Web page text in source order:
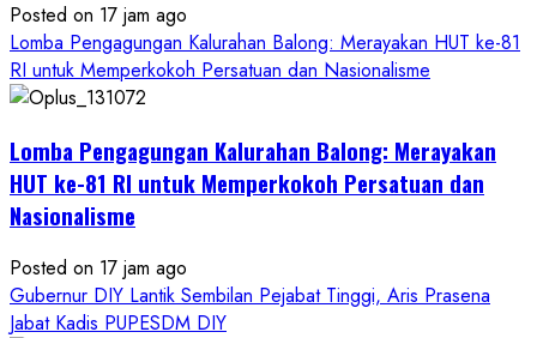
Posted on 17 jam ago
Lomba Pengagungan Kalurahan Balong: Merayakan HUT ke-81
RI untuk Memperkokoh Persatuan dan Nasionalisme
Lomba Pengagungan Kalurahan Balong: Merayakan
HUT ke-81 RI untuk Memperkokoh Persatuan dan
Nasionalisme
Posted on 17 jam ago
Gubernur DIY Lantik Sembilan Pejabat Tinggi, Aris Prasena
Jabat Kadis PUPESDM DIY